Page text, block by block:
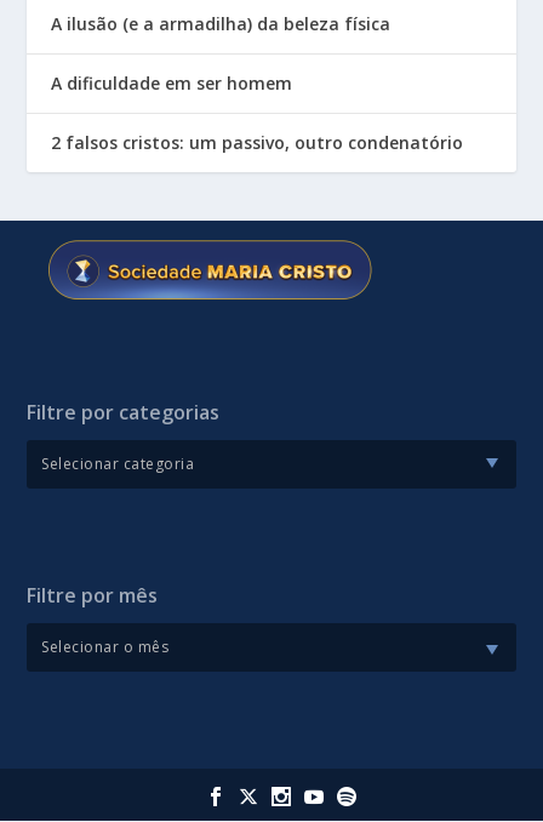
A ilusão (e a armadilha) da beleza física
A dificuldade em ser homem
2 falsos cristos: um passivo, outro condenatório
Filtre por categorias
Filtre por mês